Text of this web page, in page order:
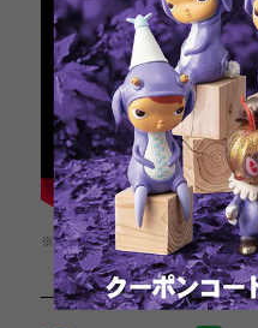
※この商品は1点までのご注文と